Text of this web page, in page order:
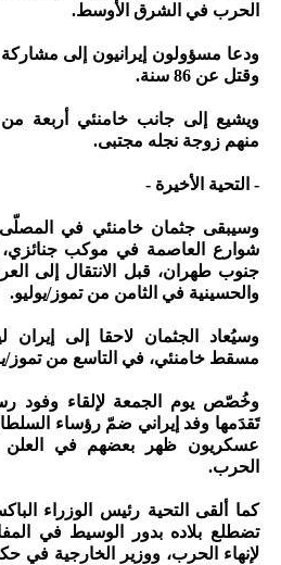
الحرب في الشرق الأوسط.
ودعا مسؤولون إيرانيون إلى مشاركة
وقتل عن 86 سنة.
ويشيع إلى جانب خامنئي أربعة من
منهم زوجة نجله مجتبى.
- التحية الأخيرة -
وسيبقى جثمان خامنئي في
شوارع العاصمة في موكب جنائزي،
جنوب طهران، قبل الانتقال إلى
والحسينية في الثامن من تموز/يوليو.
وسيُعاد الجثمان لاحقا إلى
مسقط خامنئي، في التاسع من تموز/
وخُصّص يوم الجمعة لإلقاء وفود
تَقدَمها وفد إيراني ضمّ رؤساء
عسكريون ظهر بعضهم في العلن
الحرب.
كما ألقى التحية رئيس الوزراء
تضطلع بلاده بدور الوسيط في
لإنهاء الحرب، ووزير الخارجية في